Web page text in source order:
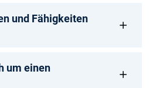
und Fähigkeiten
um einen